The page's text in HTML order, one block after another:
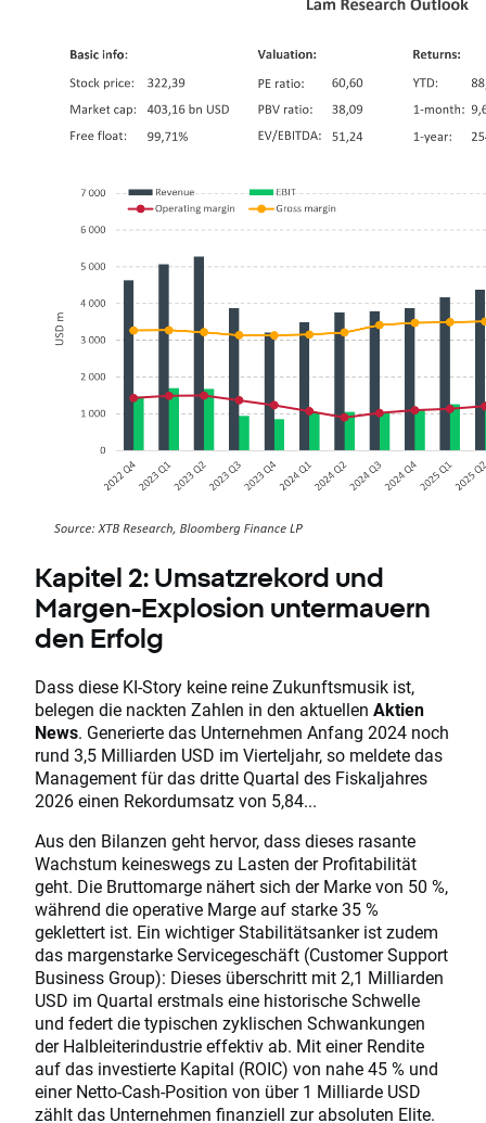
Kapitel 2: Umsatzrekord und
Margen-Explosion untermauern
den Erfolg
Dass diese KI-Story keine reine Zukunftsmusik ist,
belegen die nackten Zahlen in den aktuellen Aktien
News. Generierte das Unternehmen Anfang 2024 noch
rund 3,5 Milliarden USD im Vierteljahr, so meldete das
Management für das dritte Quartal des Fiskaljahres
2026 einen Rekordumsatz von 5,84...
Aus den Bilanzen geht hervor, dass dieses rasante
Wachstum keineswegs zu Lasten der Profitabilität
geht. Die Bruttomarge nähert sich der Marke von 50 %,
während die operative Marge auf starke 35 %
geklettert ist. Ein wichtiger Stabilitätsanker ist zudem
das margenstarke Servicegeschäft (Customer Support
Business Group): Dieses überschritt mit 2,1 Milliarden
USD im Quartal erstmals eine historische Schwelle
und federt die typischen zyklischen Schwankungen
der Halbleiterindustrie effektiv ab. Mit einer Rendite
auf das investierte Kapital (ROIC) von nahe 45 % und
einer Netto-Cash-Position von über 1 Milliarde USD
zählt das Unternehmen finanziell zur absoluten Elite.